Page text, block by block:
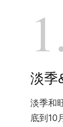
淡季
淡季和
底到10